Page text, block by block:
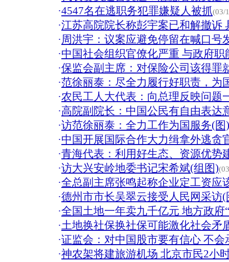
·4547名在逃职务犯罪嫌疑人被抓(03/
·江苏高院院长称彭宇案已和解撤诉
·周洪宇：议案应避免停留在喊口号
·中国社会组织官僚化严重 与政府职
·保监会副主席：对保险公司该得罪
·范徐丽泰：尽全力履行好职责，为
·农民工人大代表：向总理反映问题
·高院副院长：中国公民有自由表达
·访范徐丽泰：全力工作为国服务(图)
·中国开展国际合作大力缉拿外逃贪
·青海代表：利用好生态、资源优势
·访大兴安岭地委书记宋希斌(组图)
·全总副主席张鸣起称企业定工资应
·德州市市长吴翠云接受人民网采访(
·全国土地一年卖九千亿元 地方政府
·土地换社保换社保可能激化社会矛
·证监会：对中国股市要有信心 不会
·神农架将建旅游机场 北京市民2小